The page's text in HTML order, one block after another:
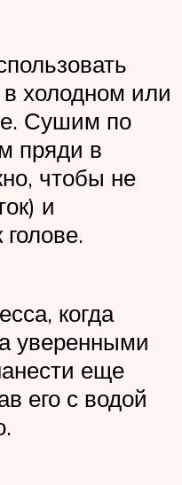
холодном или
Сушим по
пряди в
чтобы не
и
когда
уверенными
еще
его с водой